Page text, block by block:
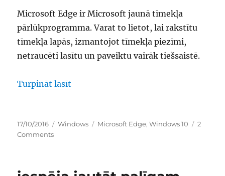
Microsoft Edge ir Microsoft jaunā tīmekļa
pārlūkprogramma. Varat to lietot, lai rakstītu
tīmekļa lapās, izmantojot tīmekļa piezīmi,
netraucēti lasītu un paveiktu vairāk tiešsaistē.
Turpināt lasīt
Publicēts
17/10/2016 Kategorijas
Windows Birkas
Microsoft Edge,Windows 10
2
Commentson